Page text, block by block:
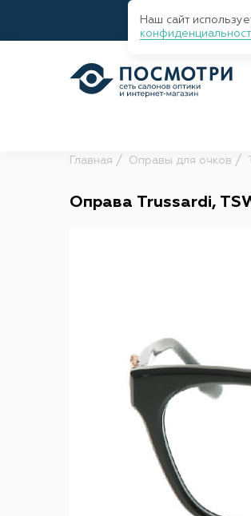
Главная Оправы для очков
Оправа Trussardi,
Наш сайт